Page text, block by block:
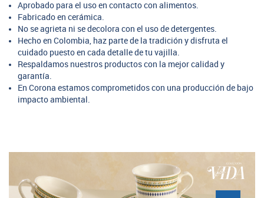
Aprobado para el uso en contacto con alimentos.
Fabricado en cerámica.
No se agrieta ni se decolora con el uso de detergentes.
Hecho en Colombia, haz parte de la tradición y disfruta el
cuidado puesto en cada detalle de tu vajilla.
Respaldamos nuestros productos con la mejor calidad y
garantía.
En Corona estamos comprometidos con una producción de bajo
impacto ambiental.